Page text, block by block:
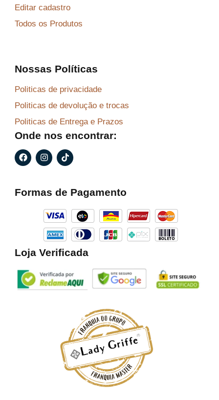
Editar cadastro
Todos os Produtos
Nossas Políticas
Politicas de privacidade
Politicas de devolução e trocas
Politicas de Entrega e Prazos
Onde nos encontrar:
F
a
c
o
I
n
s
g
a
m
T
i
k
k
Formas de Pagamento
Loja Verificada